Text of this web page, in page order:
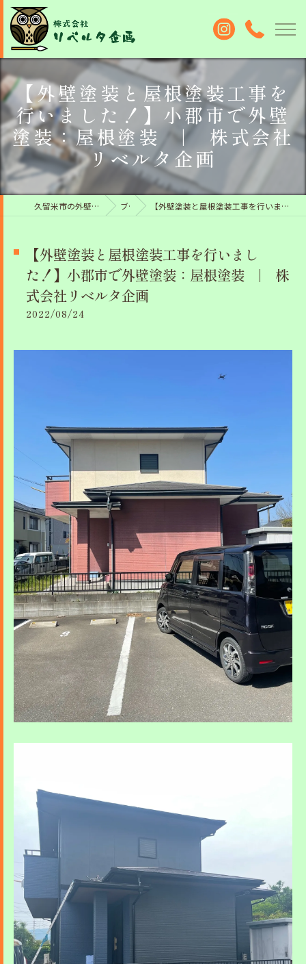
【外壁塗装と屋根塗装工事を
行いました！】小郡市で外壁
塗装：屋根塗装 | 株式会社
リベルタ企画
久留米市の外壁塗装なら株式会社リベルタ企画 ブログ 【外壁塗装と屋根塗装工事を行いました！】小郡市で外壁塗装：屋根塗装 | 株式会社リベルタ企画
【外壁塗装と屋根塗装工事を行いまし
た！】小郡市で外壁塗装：屋根塗装 | 株
式会社リベルタ企画
2022/08/24